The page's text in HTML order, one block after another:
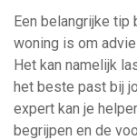
Een belangrijke tip
woning is om
Het kan namelijk
het beste past bij
expert kan je
begrijpen en de